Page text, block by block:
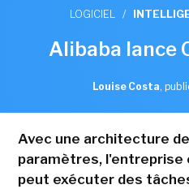
LOGICIEL /
Alibaba lance
Louise Costa,
Avec une architecture
paramètres, l'entreprise
peut exécuter des